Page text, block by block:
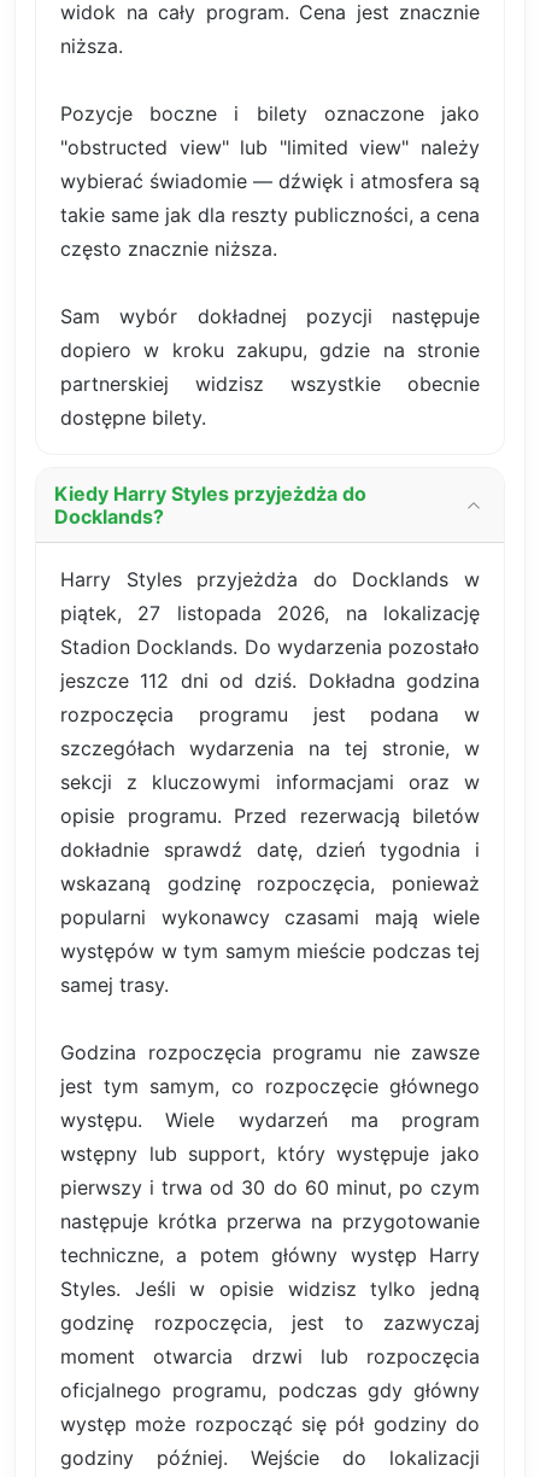
widok na cały program. Cena jest znacznie
niższa.
Pozycje boczne i bilety oznaczone jako
"obstructed view" lub "limited view" należy
wybierać świadomie — dźwięk i atmosfera są
takie same jak dla reszty publiczności, a cena
często znacznie niższa.
Sam wybór dokładnej pozycji następuje
dopiero w kroku zakupu, gdzie na stronie
partnerskiej widzisz wszystkie obecnie
dostępne bilety.
Kiedy Harry Styles przyjeżdża do
Docklands?
Harry Styles przyjeżdża do Docklands w
piątek, 27 listopada 2026, na lokalizację
Stadion Docklands. Do wydarzenia pozostało
jeszcze 112 dni od dziś. Dokładna godzina
rozpoczęcia programu jest podana w
szczegółach wydarzenia na tej stronie, w
sekcji z kluczowymi informacjami oraz w
opisie programu. Przed rezerwacją biletów
dokładnie sprawdź datę, dzień tygodnia i
wskazaną godzinę rozpoczęcia, ponieważ
popularni wykonawcy czasami mają wiele
występów w tym samym mieście podczas tej
samej trasy.
Godzina rozpoczęcia programu nie zawsze
jest tym samym, co rozpoczęcie głównego
występu. Wiele wydarzeń ma program
wstępny lub support, który występuje jako
pierwszy i trwa od 30 do 60 minut, po czym
następuje krótka przerwa na przygotowanie
techniczne, a potem główny występ Harry
Styles. Jeśli w opisie widzisz tylko jedną
godzinę rozpoczęcia, jest to zazwyczaj
moment otwarcia drzwi lub rozpoczęcia
oficjalnego programu, podczas gdy główny
występ może rozpocząć się pół godziny do
godziny później. Wejście do lokalizacji